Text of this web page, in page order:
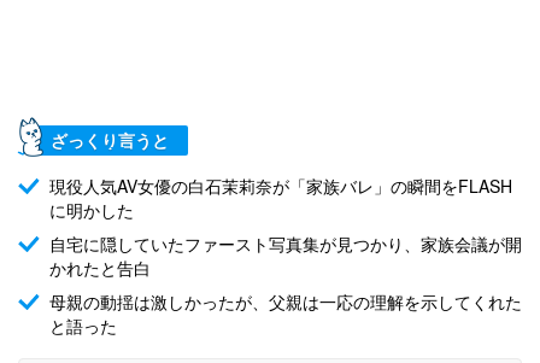
ざっくり言うと
現役人気AV女優の白石茉莉奈が「家族バレ」の瞬間をFLASH
に明かした
自宅に隠していたファースト写真集が見つかり、家族会議が開
かれたと告白
母親の動揺は激しかったが、父親は一応の理解を示してくれた
と語った